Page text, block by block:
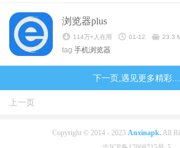
浏览器plus
114万+人在用 01-12 23.3
tag 手机浏览器
下一页,遇见更多精彩...
上一页
Copyright © 2014 - 2023 Anxinapk.All